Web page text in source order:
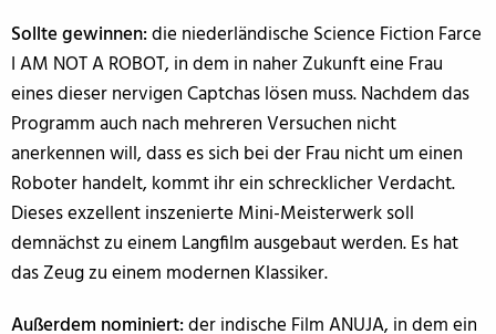
Sollte gewinnen:die niederländische Science Fiction Farce
I AM NOT A ROBOT, in dem in naher Zukunft eine Frau
eines dieser nervigen Captchas lösen muss. Nachdem das
Programm auch nach mehreren Versuchen nicht
anerkennen will, dass es sich bei der Frau nicht um einen
Roboter handelt, kommt ihr ein schrecklicher Verdacht.
Dieses exzellent inszenierte Mini-Meisterwerk soll
demnächst zu einem Langfilm ausgebaut werden. Es hat
das Zeug zu einem modernen Klassiker.
Außerdem nominiert:der indische Film ANUJA, in dem ein